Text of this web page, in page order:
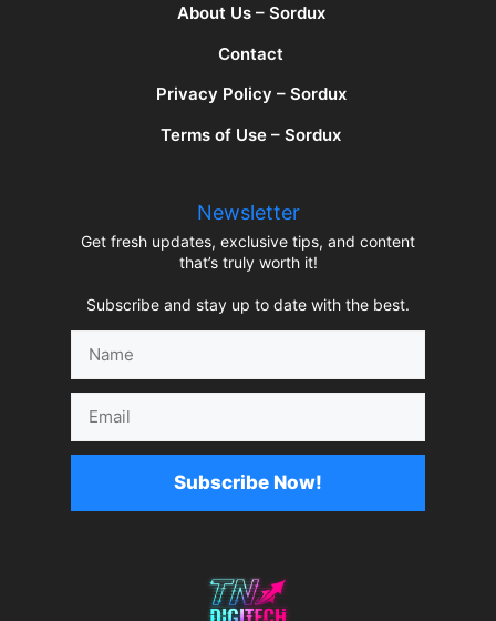
About Us – Sordux
Contact
Privacy Policy – Sordux
Terms of Use – Sordux
Newsletter
Get fresh updates, exclusive tips, and content
that’s truly worth it!
Subscribe and stay up to date with the best.
Subscribe Now!